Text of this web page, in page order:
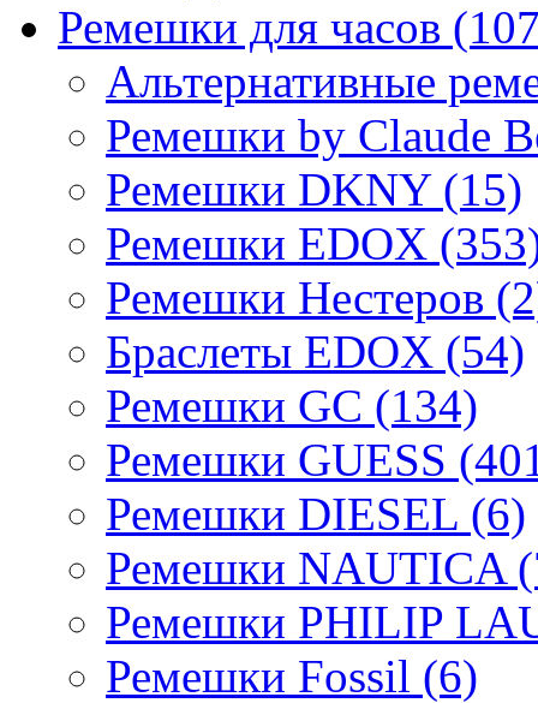
Ремешки для часов
Альтернативные
Ремешки by Claude
Ремешки DKNY (15)
Ремешки EDOX
Ремешки Нестеров
Браслеты EDOX (54)
Ремешки GC (134)
Ремешки GUESS
Ремешки DIESEL (6)
Ремешки NAUTICA
Ремешки PHILIP
Ремешки Fossil (6)